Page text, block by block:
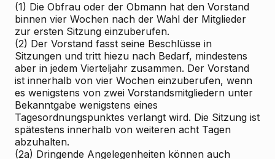
(1) Die Obfrau oder der Obmann hat den Vorstand
binnen vier Wochen nach der Wahl der Mitglieder
zur ersten Sitzung einzuberufen.
(2) Der Vorstand fasst seine Beschlüsse in
Sitzungen und tritt hiezu nach Bedarf, mindestens
aber in jedem Vierteljahr zusammen. Der Vorstand
ist innerhalb von vier Wochen einzuberufen, wenn
es wenigstens von zwei Vorstandsmitgliedern unter
Bekanntgabe wenigstens eines
Tagesordnungspunktes verlangt wird. Die Sitzung ist
spätestens innerhalb von weiteren acht Tagen
abzuhalten.
(2a) Dringende Angelegenheiten können auch